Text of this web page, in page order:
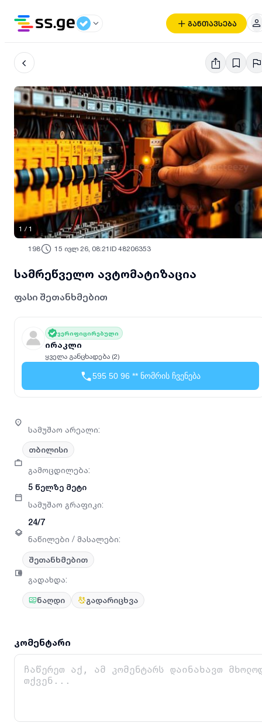
განთავსება
1 / 1
198 15 ივლ 26, 08:21 ID 48206353
სამრეწველო ავტომატიზაცია
ფასი შეთანხმებით
ვერიფიცირებული
ირაკლი
ყველა განცხადება (2)
595 50 96 ** ნომრის ჩვენება
სამუშაო არეალი:
თბილისი
გამოცდილება:
5 წელზე მეტი
სამუშაო გრაფიკი:
24/7
ნაწილები / მასალები:
შეთანხმებით
გადახდა:
ნაღდი გადარიცხვა
კომენტარი